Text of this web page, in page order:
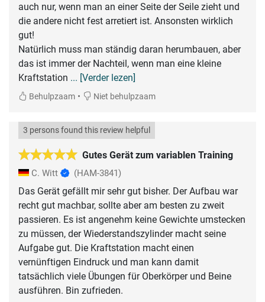
auch nur, wenn man an einer Seite der Seile zieht und
die andere nicht fest arretiert ist. Ansonsten wirklich
gut!
Natürlich muss man ständig daran herumbauen, aber
das ist immer der Nachteil, wenn man eine kleine
Kraftstation ... [Verder lezen]
Behulpzaam • Niet behulpzaam
Gutes Gerät zum variablen Training
3 persons found this review helpful
C. Witt (HAM-3841)
Das Gerät gefällt mir sehr gut bisher. Der Aufbau war
recht gut machbar, sollte aber am besten zu zweit
passieren. Es ist angenehm keine Gewichte umstecken
zu müssen, der Wiederstandszylinder macht seine
Aufgabe gut. Die Kraftstation macht einen
vernünftigen Eindruck und man kann damit
tatsächlich viele Übungen für Oberkörper und Beine
ausführen. Bin zufrieden.